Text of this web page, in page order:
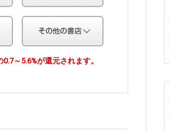
カーリル
～5.6%が還元されます。